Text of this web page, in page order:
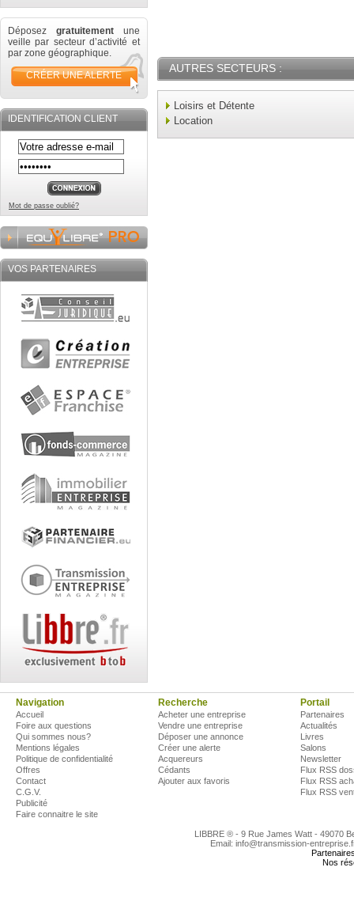
Déposez gratuitement une
veille par secteur d’activité et
par zone géographique.
CRÉER UNE ALERTE
IDENTIFICATION CLIENT
Mot de passe oublié?
VOS PARTENAIRES
AUTRES SECTEURS :
Loisirs et Détente
Location
Navigation
Accueil
Foire aux questions
Qui sommes nous?
Mentions légales
Politique de confidentialité
Offres
Contact
C.G.V.
Publicité
Faire connaitre le site
Recherche
Acheter une entreprise
Vendre une entreprise
Déposer une annonce
Créer une alerte
Acquereurs
Cédants
Ajouter aux favoris
Portail
Partenaires
Actualités
Livres
Salons
Newsletter
Flux RSS
Flux RSS
Flux RSS
LIBBRE ® - 9 Rue James Watt - 49070
Email: info@transmission-
Nos